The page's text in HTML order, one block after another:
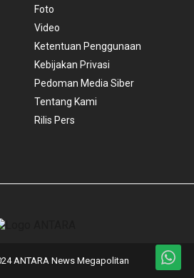
Foto
Video
Ketentuan Penggunaan
Kebijakan Privasi
Pedoman Media Siber
Tentang Kami
Rilis Pers
ANTARA News Megapolitan